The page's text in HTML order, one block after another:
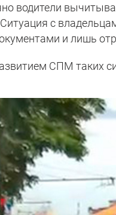
водители
с
и лишь
СПМ таких